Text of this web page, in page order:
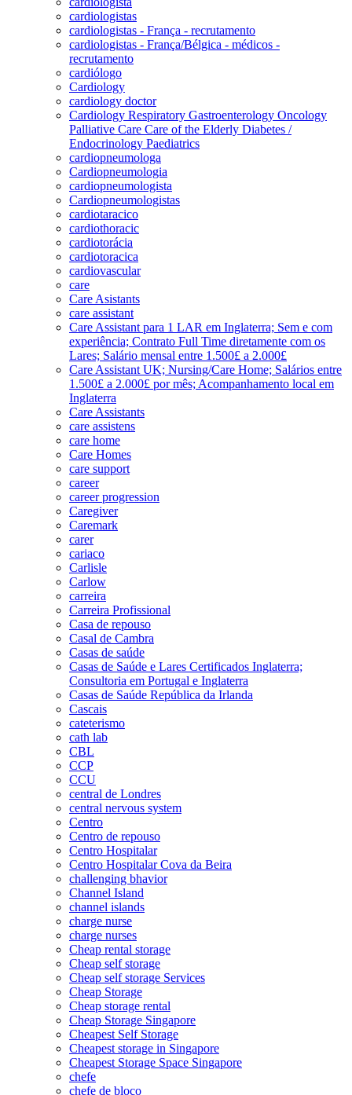
cardiologistas
cardiologistas - França - recrutamento
cardiologistas - França/Bélgica - médicos -
recrutamento
cardiólogo
Cardiology
cardiology doctor
Cardiology Respiratory Gastroenterology Oncology
Palliative Care Care of the Elderly Diabetes /
Endocrinology Paediatrics
cardiopneumologa
Cardiopneumologia
cardiopneumologista
Cardiopneumologistas
cardiotaracico
cardiothoracic
cardiotorácia
cardiotoracica
cardiovascular
care
Care Asistants
care assistant
Care Assistant para 1 LAR em Inglaterra; Sem e com
experiência; Contrato Full Time diretamente com os
Lares; Salário mensal entre 1.500£ a 2.000£
Care Assistant UK; Nursing/Care Home; Salários entre
1.500£ a 2.000£ por mês; Acompanhamento local em
Inglaterra
Care Assistants
care assistens
care home
Care Homes
care support
career
career progression
Caregiver
Caremark
carer
cariaco
Carlisle
Carlow
carreira
Carreira Profissional
Casa de repouso
Casal de Cambra
Casas de saúde
Casas de Saúde e Lares Certificados Inglaterra;
Consultoria em Portugal e Inglaterra
Casas de Saúde República da Irlanda
Cascais
cateterismo
cath lab
CBL
CCP
CCU
central de Londres
central nervous system
Centro
Centro de repouso
Centro Hospitalar
Centro Hospitalar Cova da Beira
challenging bhavior
Channel Island
channel islands
charge nurse
charge nurses
Cheap rental storage
Cheap self storage
Cheap self storage Services
Cheap Storage
Cheap storage rental
Cheap Storage Singapore
Cheapest Self Storage
Cheapest storage in Singapore
Cheapest Storage Space Singapore
chefe
chefe de bloco